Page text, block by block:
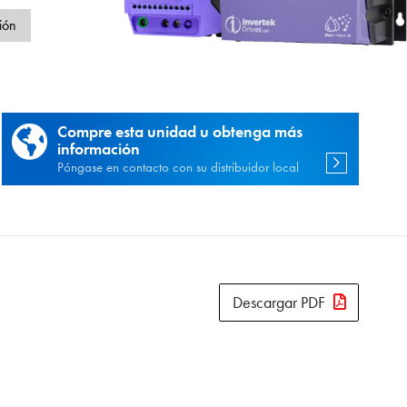
Compre esta unidad u obtenga más
información
Póngase en contacto con su distribuidor local
Descargar PDF